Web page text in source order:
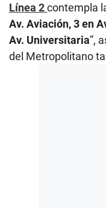
Línea 2contempla
Av. Aviación, 3 en
Av. Universitaria”,
del Metropolitano